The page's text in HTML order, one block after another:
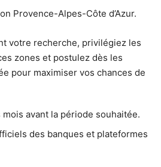
Provence-Alpes-Côte d’Azur.
votre recherche, privilégiez les
zones et postulez dès les
pour maximiser vos chances de
avant la période souhaitée.
des banques et plateformes